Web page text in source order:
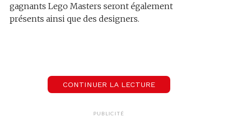
gagnants Lego Masters seront également
présents ainsi que des designers.
CONTINUER LA LECTURE
PUBLICITÉ